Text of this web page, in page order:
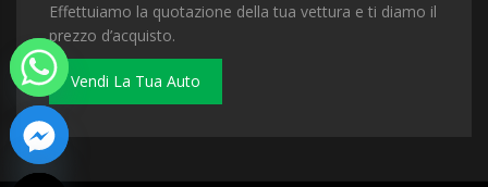
Effettuiamo la quotazione della tua vettura e ti diamo il
prezzo d’acquisto.
Vendi La Tua Auto